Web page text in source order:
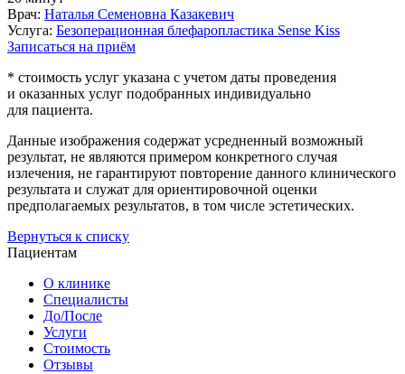
Врач: Наталья Семеновна Казакевич
Услуга: Безоперационная блефаропластика Sense Kiss
Записаться на приём
* стоимость услуг указана с учетом даты проведения
и оказанных услуг подобранных индивидуально
для пациента.
Данные изображения содержат усредненный возможный
результат, не являются примером конкретного случая
излечения, не гарантируют повторение данного клинического
результата и служат для ориентировочной оценки
предполагаемых результатов, в том числе эстетических.
Вернуться к списку
Пациентам
О клинике
Специалисты
До/После
Услуги
Стоимость
Отзывы